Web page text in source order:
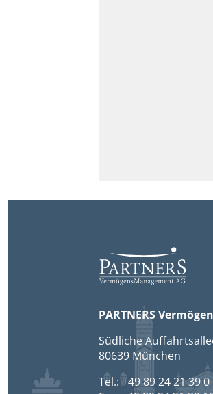
PARTNERS
Südliche
80639 München
Tel.: +49 89 24 21 39 0